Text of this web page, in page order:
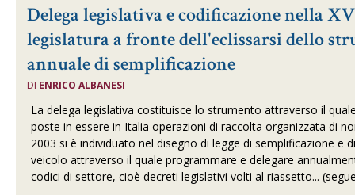
Delega legislativa e codificazione nella
legislatura a fronte dell'eclissarsi dello
annuale di semplificazione
DI ENRICO ALBANESI
La delega legislativa costituisce lo strumento attraverso il
poste in essere in Italia operazioni di raccolta organizzata di
2003 si è individuato nel disegno di legge di semplificazione e
veicolo attraverso il quale programmare e delegare
codici di settore, cioè decreti legislativi volti al riassetto...